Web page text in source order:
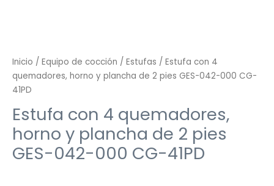
Inicio / Equipo de cocción / Estufas / Estufa con 4
quemadores, horno y plancha de 2 pies GES-042-000 CG-
41PD
Estufa con 4 quemadores,
horno y plancha de 2 pies
GES-042-000 CG-41PD